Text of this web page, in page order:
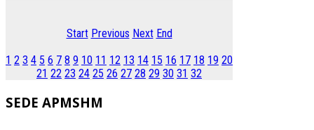
Start Previous Next End
1 2 3 4 5 6 7 8 9 10 11 12 13 14 15 16 17 18 19 20
21 22 23 24 25 26 27 28 29 30 31 32
SEDE APMSHM